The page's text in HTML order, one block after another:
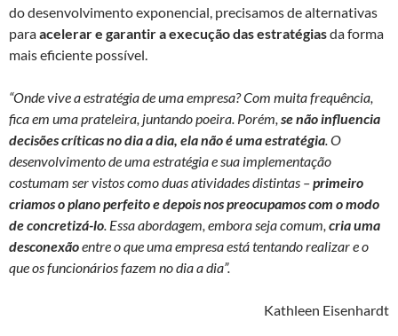
do desenvolvimento exponencial, precisamos de alternativas
paraacelerar e garantir a execução das estratégiasda forma
mais eficiente possível.
“Onde vive a estratégia de uma empresa? Com muita frequência,
fica em uma prateleira, juntando poeira. Porém, se não influencia
decisões críticas no dia a dia, ela não é uma estratégia.O
desenvolvimento de uma estratégia e sua implementação
costumam ser vistos como duas atividades distintas –primeiro
criamos o plano perfeito e depois nos preocupamos com o modo
de concretizá-lo. Essa abordagem, embora seja comum, cria uma
desconexãoentre o que uma empresa está tentando realizar e o
que os funcionários fazem no dia a dia”.
Kathleen Eisenhardt